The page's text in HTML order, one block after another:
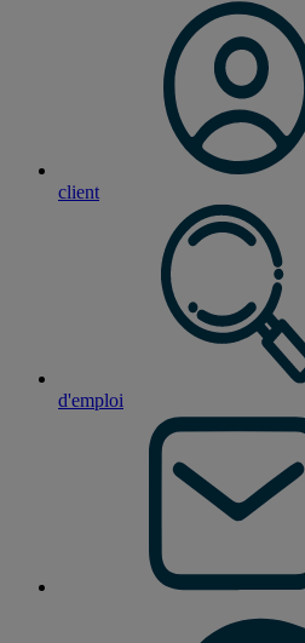
client
d'emploi